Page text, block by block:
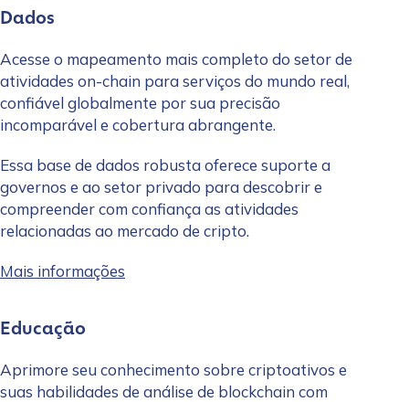
Dados
Acesse o mapeamento mais completo do setor de
atividades on-chain para serviços do mundo real,
confiável globalmente por sua precisão
incomparável e cobertura abrangente.
Essa base de dados robusta oferece suporte a
governos e ao setor privado para descobrir e
compreender com confiança as atividades
relacionadas ao mercado de cripto.
Mais informações
Educação
Aprimore seu conhecimento sobre criptoativos e
suas habilidades de análise de blockchain com